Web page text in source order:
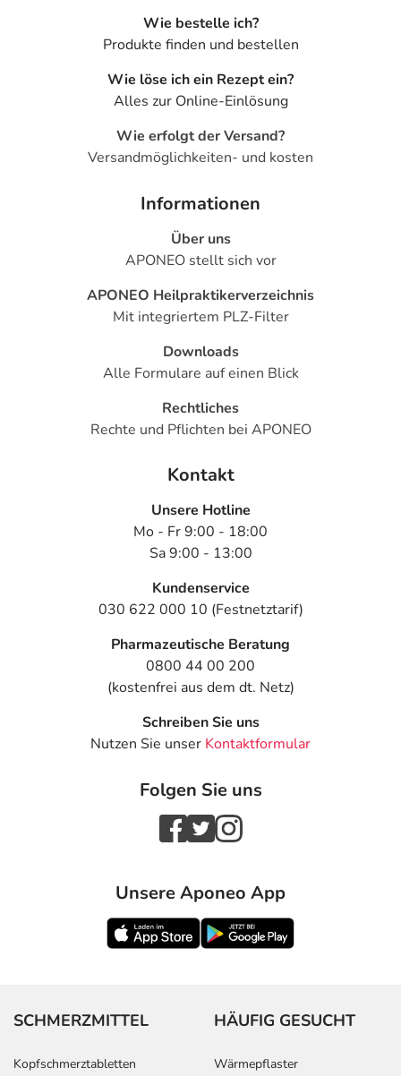
Wie bestelle ich?
Produkte finden und bestellen
Wie löse ich ein Rezept ein?
Alles zur Online-Einlösung
Wie erfolgt der Versand?
Versandmöglichkeiten- und kosten
Informationen
Über uns
APONEO stellt sich vor
APONEO Heilpraktikerverzeichnis
Mit integriertem PLZ-Filter
Downloads
Alle Formulare auf einen Blick
Rechtliches
Rechte und Pflichten bei APONEO
Kontakt
Unsere Hotline
Mo - Fr 9:00 - 18:00
Sa 9:00 - 13:00
Kundenservice
030 622 000 10 (Festnetztarif)
Pharmazeutische Beratung
0800 44 00 200
(kostenfrei aus dem dt. Netz)
Schreiben Sie uns
Nutzen Sie unser Kontaktformular
Folgen Sie uns
Unsere Aponeo App
SCHMERZMITTEL
Kopfschmerztabletten
HÄUFIG GESUCHT
Wärmepflaster